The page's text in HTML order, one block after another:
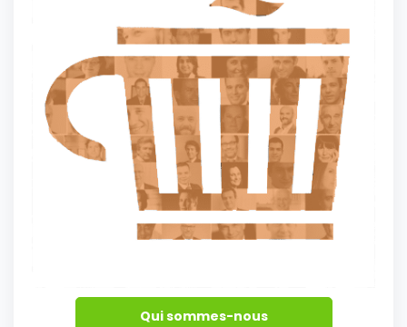
Qui sommes-nous